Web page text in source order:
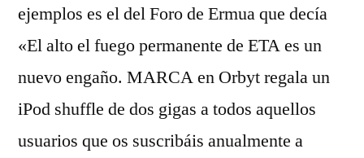
ejemplos es el del Foro de Ermua que decía
«El alto el fuego permanente de ETA es un
nuevo engaño. MARCA en Orbyt regala un
iPod shuffle de dos gigas a todos aquellos
usuarios que os suscribáis anualmente a